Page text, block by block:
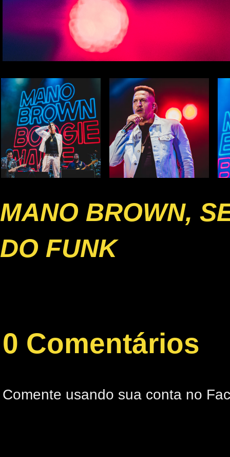
MANO BROWN,
DO FUNK
0 Comentários
Comente usando sua conta no